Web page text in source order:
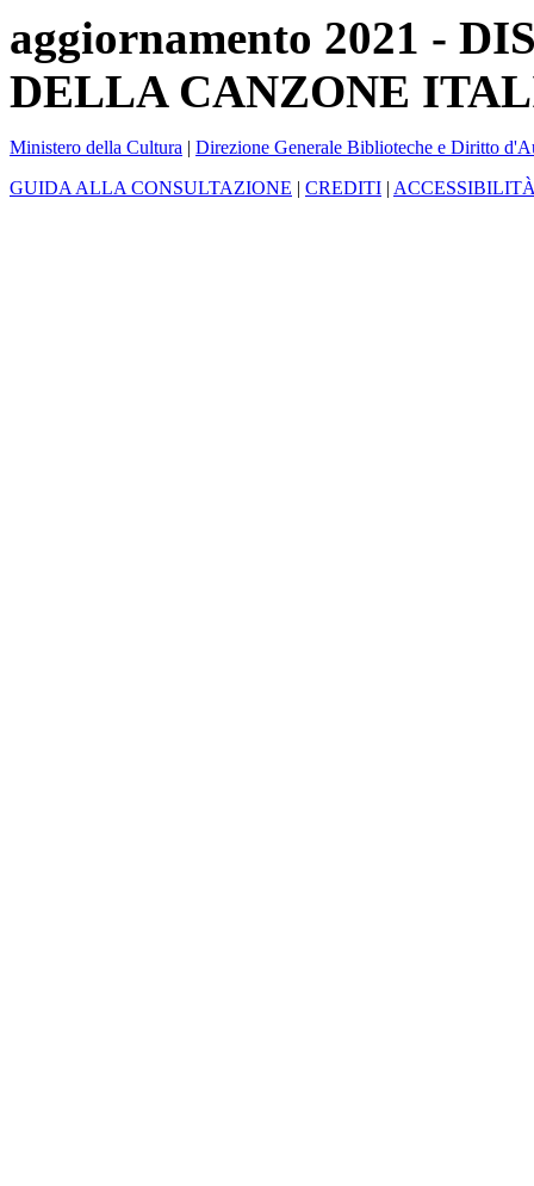
aggiornamento 2021 -
DELLA CANZONE
Ministero della Cultura | Direzione Generale Biblioteche e Diritto
GUIDA ALLA CONSULTAZIONE | CREDITI |